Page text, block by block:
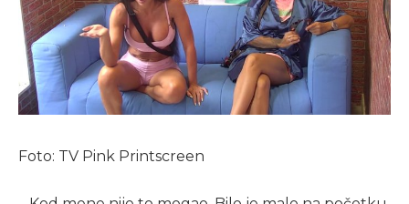
Foto: TV Pink Printscreen